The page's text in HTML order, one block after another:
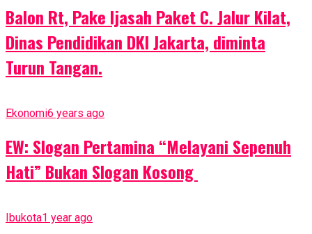
Balon Rt, Pake Ijasah Paket C. Jalur Kilat,
Dinas Pendidikan DKI Jakarta, diminta
Turun Tangan.
Ekonomi6 years ago
EW: Slogan Pertamina “Melayani Sepenuh
Hati” Bukan Slogan Kosong
Ibukota1 year ago